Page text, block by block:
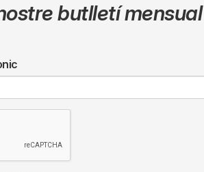
butlletí mensual